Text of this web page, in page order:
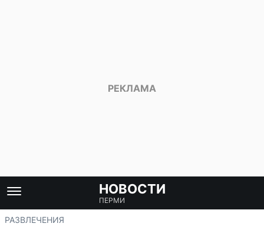
НОВОСТИ
ПЕРМИ
РАЗВЛЕЧЕНИЯ